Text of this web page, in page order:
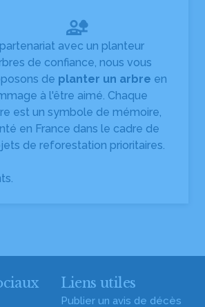
avec un planteur
de confiance, nous vous
de planter un arbre en
à l'être aimé. Chaque
est un symbole de mémoire,
en France dans le cadre de
de reforestation prioritaires.
Liens utiles
Publier un avis de décès